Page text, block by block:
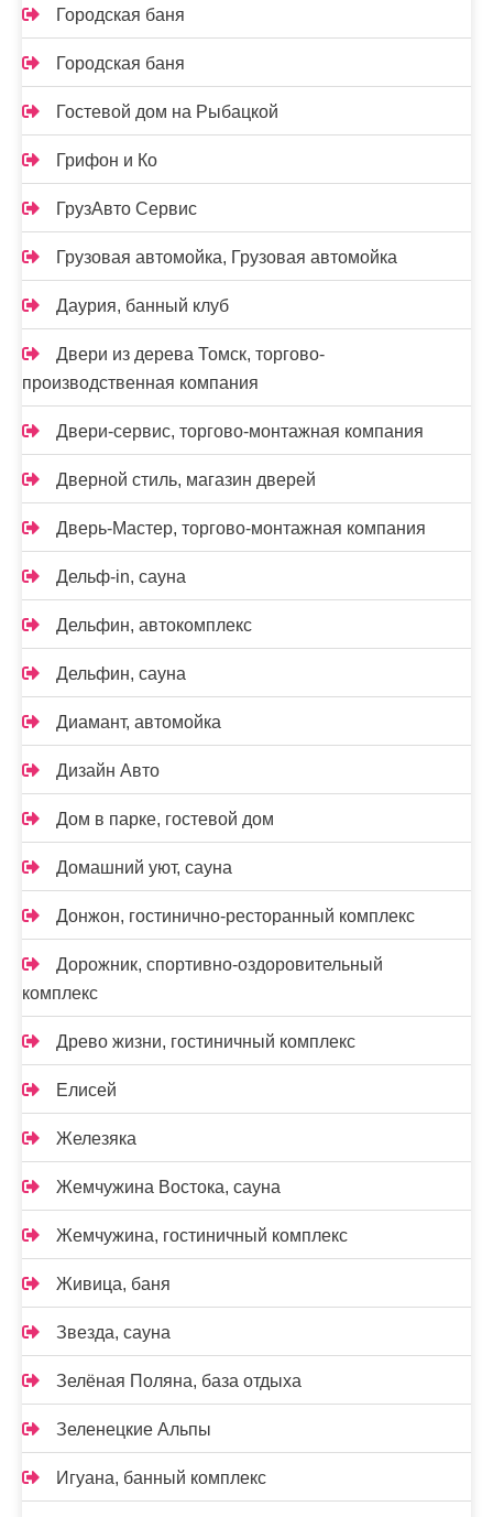
Городская баня
Городская баня
Гостевой дом на Рыбацкой
Грифон и Ко
ГрузАвто Сервис
Грузовая автомойка, Грузовая автомойка
Даурия, банный клуб
Двери из дерева Томск, торгово-
производственная компания
Двери-сервис, торгово-монтажная компания
Дверной стиль, магазин дверей
Дверь-Мастер, торгово-монтажная компания
Дельф-in, сауна
Дельфин, автокомплекс
Дельфин, сауна
Диамант, автомойка
Дизайн Авто
Дом в парке, гостевой дом
Домашний уют, сауна
Донжон, гостинично-ресторанный комплекс
Дорожник, спортивно-оздоровительный
комплекс
Древо жизни, гостиничный комплекс
Елисей
Железяка
Жемчужина Востока, сауна
Жемчужина, гостиничный комплекс
Живица, баня
Звезда, сауна
Зелёная Поляна, база отдыха
Зеленецкие Альпы
Игуана, банный комплекс